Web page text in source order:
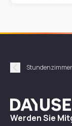
Précédent
Stundenzimmer
Dayuse
Werden Sie